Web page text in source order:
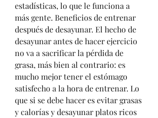
estadísticas, lo que le funciona a
más gente. Beneficios de entrenar
después de desayunar. El hecho de
desayunar antes de hacer ejercicio
no va a sacrificar la pérdida de
grasa, más bien al contrario: es
mucho mejor tener el estómago
satisfecho a la hora de entrenar. Lo
que si se debe hacer es evitar grasas
y calorías y desayunar platos ricos